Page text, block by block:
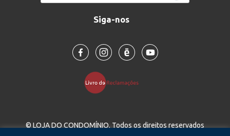
Siga-nos
© LOJA DO CONDOMÍNIO. Todos os direitos reservados